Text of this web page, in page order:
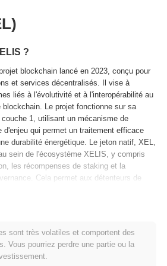
?
blockchain lancé en 2023, conçu pour
et services décentralisés. Il vise à
liés à l'évolutivité et à l'interopérabilité au
Le projet fonctionne sur sa
1, utilisant un mécanisme de
d'enjeu qui permet un traitement efficace
durabilité énergétique. Le jeton natif, XEL,
sein de l'écosystème XELIS, y compris
les récompenses de staking et la
Cela permet aux détenteurs de
son engagement à créer un
transparente des applications
à améliorer l'interopérabilité
blockchain le positionne comme un
le paysage évolutif des technologies
sont très volatiles et comportent des
Vous pourriez perdre une partie ou la